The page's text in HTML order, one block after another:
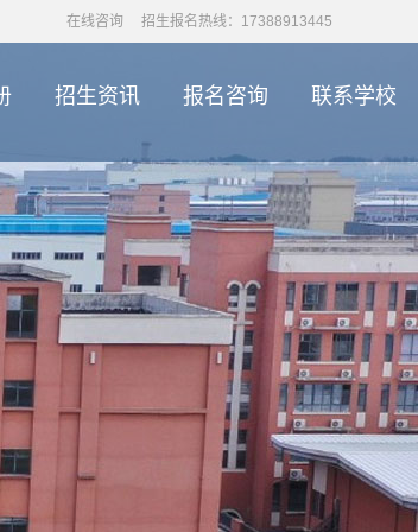
在线咨询 招生报名热线：17388913445
招生资讯 报名咨询 联系学校